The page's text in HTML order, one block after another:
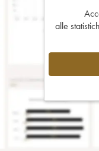
alle